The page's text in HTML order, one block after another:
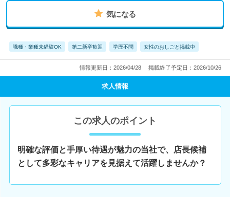
気になる
職種・業種未経験OK 第二新卒歓迎 学歴不問 女性のおしごと掲載中
情報更新日：2026/04/28 掲載終了予定日：2026/10/26
求人情報
この求人のポイント
明確な評価と手厚い待遇が魅力の当社で、店長候補
として多彩なキャリアを見据えて活躍しませんか？